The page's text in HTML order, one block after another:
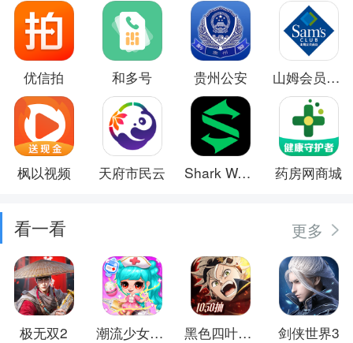
优信拍 和多号 贵州公安 山姆会员商店
枫以视频 天府市民云 Shark Wear 药房网商城
看一看 更多
极无双2 潮流少女日常换装 黑色四叶草 魔法帝之道 剑侠世界3